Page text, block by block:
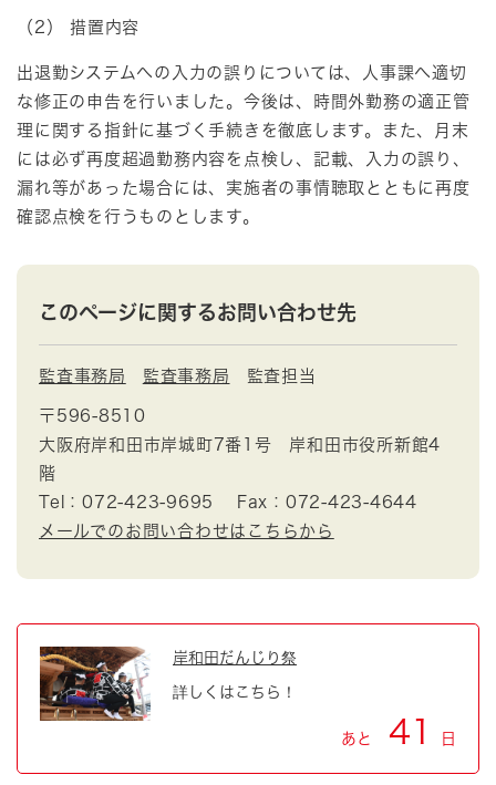
（2） 措置内容
出退勤システムへの入力の誤りについては、人事課へ適切
な修正の申告を行いました。今後は、時間外勤務の適正管
理に関する指針に基づく手続きを徹底します。また、月末
には必ず再度超過勤務内容を点検し、記載、入力の誤り、
漏れ等があった場合には、実施者の事情聴取とともに再度
確認点検を行うものとします。
このページに関するお問い合わせ先
監査事務局 監査事務局 監査担当
〒596-8510
大阪府岸和田市岸城町7番1号 岸和田市役所新館4
階
Tel：072-423-9695
Fax：072-423-4644
メールでのお問い合わせはこちらから
岸和田だんじり祭
詳しくはこちら！
あと 41 日